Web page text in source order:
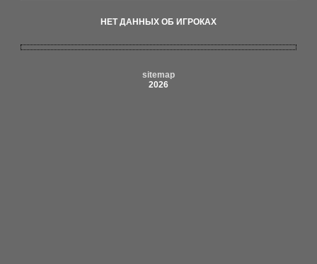
НЕТ ДАННЫХ ОБ ИГРОКАХ
sitemap
2026